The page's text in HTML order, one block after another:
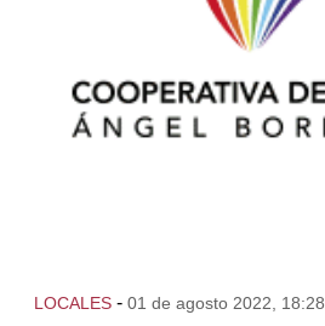
LOCALES - 01 de agosto 2022, 18:28